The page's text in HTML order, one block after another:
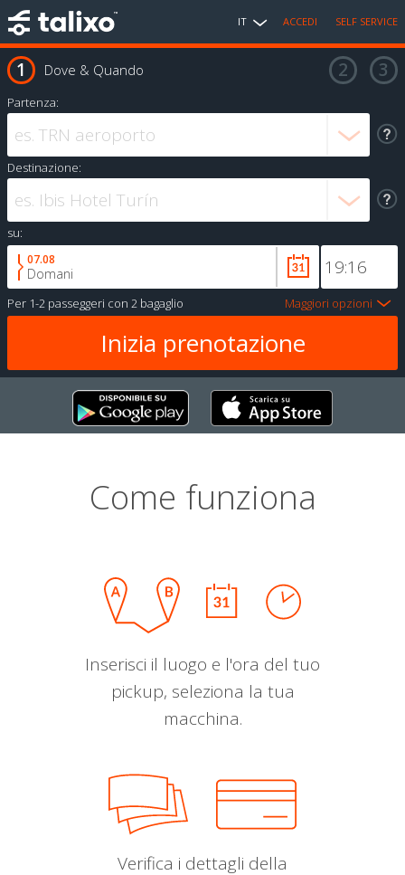
IT ACCEDI SELF SERVICE
Dove & Quando
Partenza:
Destinazione:
su:
07.08
Domani
Per 1-2 passeggeri con 2 bagaglio Maggiori opzioni
Come funziona
Inserisci il luogo e l'ora del tuo
pickup, seleziona la tua
macchina.
Verifica i dettagli della